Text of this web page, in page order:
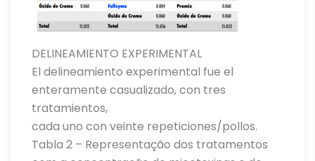
DELINEAMIENTO EXPERIMENTAL
El delineamiento experimental fue el
enteramente casualizado, con tres
tratamientos,
cada uno con veinte repeticiones/pollos.
Tabla 2 – Representação dos tratamentos